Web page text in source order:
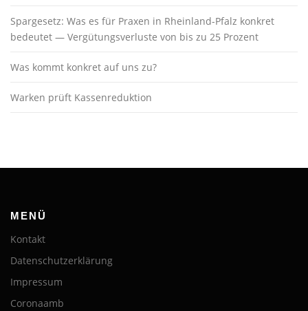
Spargesetz: Was es für Praxen in Rheinland-Pfalz konkret
bedeutet — Vergütungsverluste von bis zu 25 Prozent
Was kommt konkret auf uns zu?
Warken prüft Kassenreduktion
MENÜ
Kontakt
Datenschutzerklärung
Impressum
Coronaamb